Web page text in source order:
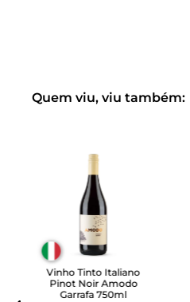
Quem viu, viu também:
Vinho Tinto Italiano
Pinot Noir Amodo
Garrafa 750ml